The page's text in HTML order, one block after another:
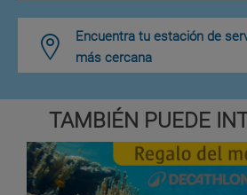
Encuentra tu estación de
más cercana
TAMBIÉN PUEDE